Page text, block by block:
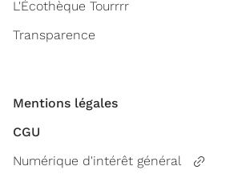
L'Écothèque Tourrrr
Transparence
Mentions légales
CGU
Numérique d'intérêt général